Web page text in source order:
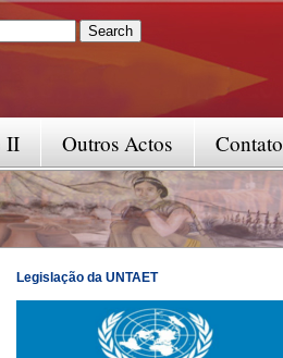
Contato
Outros Actos
II
Legislação da UNTAET